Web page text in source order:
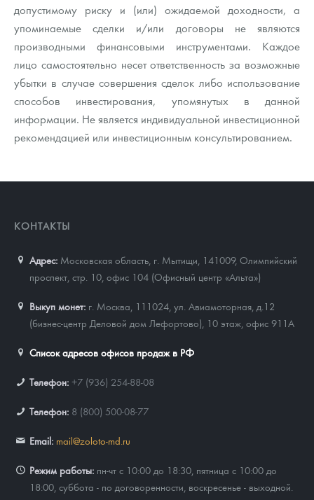
допустимому риску и (или) ожидаемой доходности, а
упоминаемые сделки и/или договоры не являются
производными финансовыми инструментами. Каждое
лицо самостоятельно несет ответственность за возможные
убытки в случае совершения сделок либо использование
способов инвестирования, упомянутых в данной
информации. Не является индивидуальной инвестиционной
рекомендацией или инвестиционным консультированием.
КОНТАКТЫ
Адрес: Московская область, г. Мытищи, 141009, Олимпийский
проспект, стр. 10, офис 104 (Офисный центр «Альта»)
Выкуп монет: г. Москва, 111024, ул. Авиамоторная, д.12
(бизнес-центр Деловой дом Лефортово), 10 этаж, офис 911А
Список адресов офисов продаж в РФ
Телефон: +7 (936) 254-88-08
Телефон: 8 (800) 500-08-77
Email: mail@zoloto-md.ru
Режим работы: пн-чт с 10:00 до 18:30, пятница с 10:00 до
18:00, суббота - по договоренности, воскресенье - выходной.